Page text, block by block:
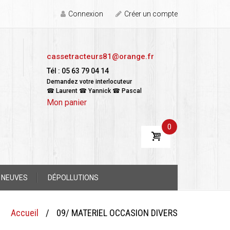
Connexion Créer un compte
cassetracteurs81@orange.fr
Tél : 05 63 79 04 14
Demandez votre interlocuteur
☎ Laurent ☎ Yannick ☎ Pascal
Mon panier
0
DÉPOLLUTIONS
Accueil / 09/ MATERIEL OCCASION DIVERS